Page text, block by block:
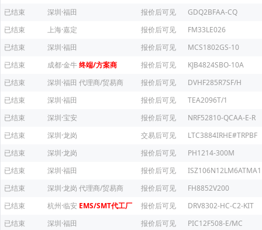
已结束
深圳·福田 报价后可见
GDQ2BFAA-CQ
已结束
上海·嘉定 报价后可见
FM33LE026
已结束
深圳·福田 报价后可见
MCS1802GS-10
已结束
成都·金牛终端/方案商 报价后可见
KJB4824SBO-10A
已结束
深圳·福田 代理商/贸易商 报价后可见
DVHF285R7SF/H
已结束
深圳·福田 报价后可见
TEA2096T/1
已结束
深圳·宝安 报价后可见
NRF52810-QCAA-E-R
已结束
深圳·龙岗 交易后可见
LTC3884IRHE#TRPBF
已结束
深圳·龙岗 报价后可见
PH1214-300M
已结束
深圳·福田 报价后可见
ISZ106N12LM6ATMA1
已结束
深圳·龙岗 代理商/贸易商 报价后可见
FH8852V200
已结束
杭州·临安 EMS/SMT代工厂 报价后可见
DRV8302-HC-C2-KIT
已结束
深圳·福田 报价后可见
PIC12F508-E/MC